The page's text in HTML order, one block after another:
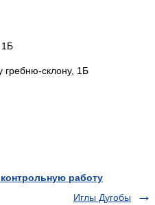
1Б
гребню-склону, 1Б
работу
Иглы Дугобы